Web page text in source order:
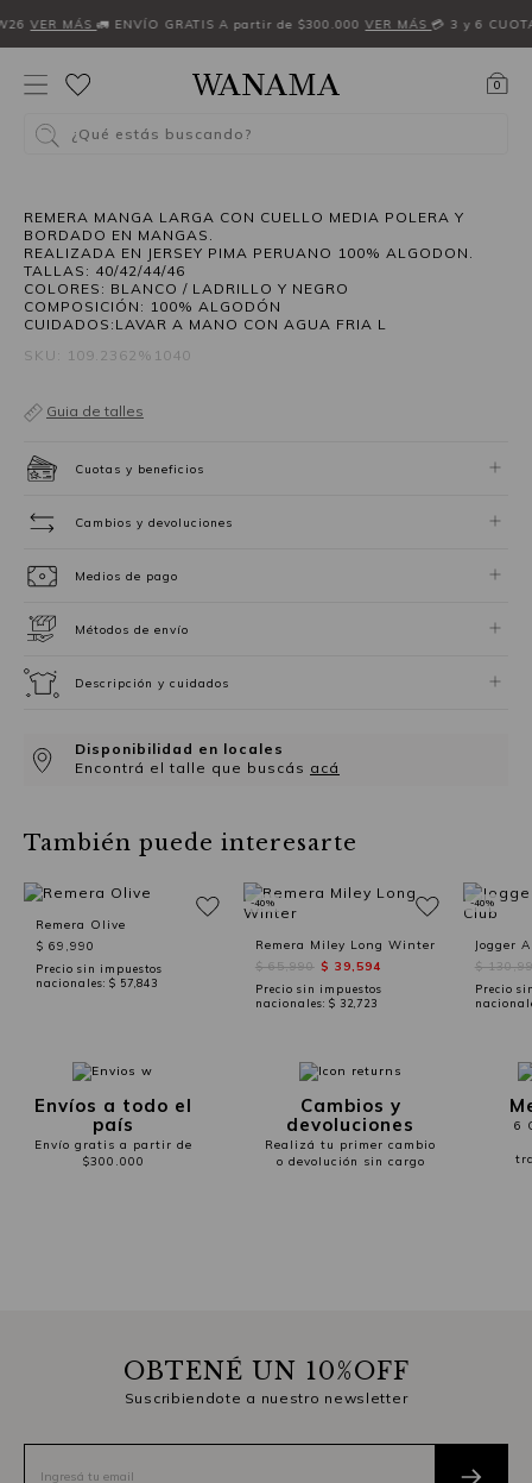
VER MÁS 🚛 ENVÍO GRATIS A partir de $300.000 VER MÁS 💳 3 y 6
0
¿Qué estás buscando?
REMERA MANGA LARGA CON CUELLO MEDIA POLERA Y
BORDADO EN MANGAS.
REALIZADA EN JERSEY PIMA PERUANO 100% ALGODON.
TALLAS: 40/42/44/46
COLORES: BLANCO / LADRILLO Y NEGRO
COMPOSICIÓN: 100% ALGODÓN
CUIDADOS:LAVAR A MANO CON AGUA FRIA L
SKU: 109.2362%1040
Guia de talles
Cuotas y beneficios
Cambios y devoluciones
Medios de pago
Métodos de envío
Descripción y cuidados
Disponibilidad en locales
Encontrá el talle que buscás acá
También puede interesarte
Remera Olive
$ 69,990
Precio sin impuestos
nacionales: $ 57,843
Remera Miley Long Winter
$ 65,990 $ 39,594
Precio sin impuestos
nacionales: $ 32,723
-40%
Jogger
$
Precio
-40%
Envíos a todo el
país
Envío gratis a partir de
$300.000
Cambios y
devoluciones
Realizá tu primer cambio
o devolución sin cargo
6
OBTENÉ UN 10%OFF
Suscribiendote a nuestro newsletter